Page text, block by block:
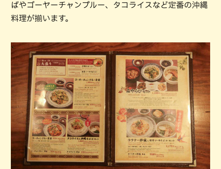
ばやゴーヤーチャンプルー、タコライスなど定番の沖縄
料理が揃います。